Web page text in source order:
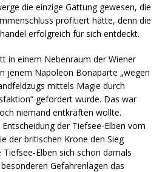
die einzige Gattung gewesen, die
profitiert hätte, denn die
erfolgreich für sich entdeckt.
in einem Nebenraum der Wiener
jenem Napoleon Bonaparte „wegen
mittels Magie durch
gefordert wurde. Das war
niemand entkräften wollte.
der Tiefsee-Elben vom
der britischen Krone den Sieg
Elben sich schon damals
Gefahrenlagen das